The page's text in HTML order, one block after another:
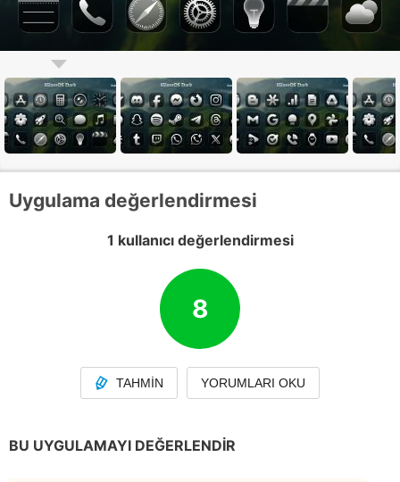
Uygulama değerlendirmesi
1 kullanıcı değerlendirmesi
8
TAHMIN YORUMLARI OKU
BU UYGULAMAYI DEĞERLENDIR